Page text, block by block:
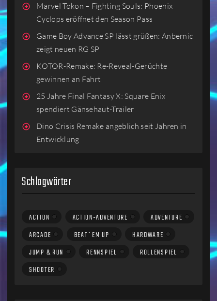
Marvel Tokon – Fighting Souls: Phoenix
Cyclops eröffnet den Season Pass
Game Boy Advance SP lässt grüßen: Anbernic
zeigt neuen RG SP
KOTOR-Remake: Re-Reveal-Gerüchte
gewinnen an Fahrt
25 Jahre Final Fantasy X: Square Enix
spendiert Gänsehaut-Trailer
Dino Crisis Remake angeblich seit Jahren in
Entwicklung
Schlagwörter
ACTION ACTION-ADVENTURE
ADVENTURE
ARCADE
BEAT´EM UP
HARDWARE
JUMP & RUN
RENNSPIEL
ROLLENSPIEL
SHOOTER